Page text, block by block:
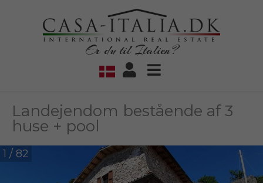
Er du til Italien?
Landejendom bestående af 3
huse + pool
1 / 82